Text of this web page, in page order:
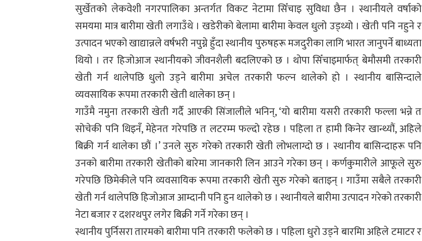
सुर्खेतको लेकवेशी नगरपालिका अन्तर्गत विकट नेटामा सिँचाइ सुविधा छैन । स्थानीयले वर्षाको
समयमा मात्र बारीमा खेती लगाउँथे । खडेरीको बेलामा बारीमा केवल धुलो उड्थ्यो । खेती पनि नहुने र
उत्पादन भएको खाद्यान्नले वर्षभरी नपुग्ने हुँदा स्थानीय पुरुषहरू मजदुरीका लागि भारत जानुपर्ने बाध्यता
थियो । तर हिजोआज स्थानीयको जीवनशैली बदलिएको छ । थोपा सिँचाइमार्फत् बेमौसमी तरकारी
खेती गर्न थालेपछि धुलो उड्ने बारीमा अचेल तरकारी फल्न थालेको हो । स्थानीय बासिन्दाले
व्यवसायिक रूपमा तरकारी खेती थालेका छन् ।
गाउँमै नमुना तरकारी खेती गर्दै आएकी सिंजालीले भनिन्, ‘यो बारीमा यसरी तरकारी फल्ला भन्ने त
सोचेकी पनि थिइनँ, मेहेनत गरेपछि त लटरम्म फल्दो रहेछ । पहिला त हामी किनेर खान्थ्यौं, अहिले
बिक्री गर्न थालेका छौं ।’ उनले सुरु गरेको तरकारी खेती लोभलाग्दो छ । स्थानीय बासिन्दाहरू पनि
उनको बारीमा तरकारी खेतीको बारेमा जानकारी लिन आउने गरेका छन् । कर्णकुमारीले आफूले सुरु
गरेपछि छिमेकीले पनि व्यवसायिक रूपमा तरकारी खेती सुरु गरेको बताइन् । गाउँमा सबैले तरकारी
खेती गर्न थालेपछि हिजोआज आम्दानी पनि हुन थालेको छ । स्थानीयले बारीमा उत्पादन गरेको तरकारी
नेटा बजार र दशरथपुर लगेर बिक्री गर्ने गरेका छन् ।
स्थानीय पुर्निसरा तारमको बारीमा पनि तरकारी फलेको छ । पहिला धुरो उड्ने बारमिा अहिले टमाटर र